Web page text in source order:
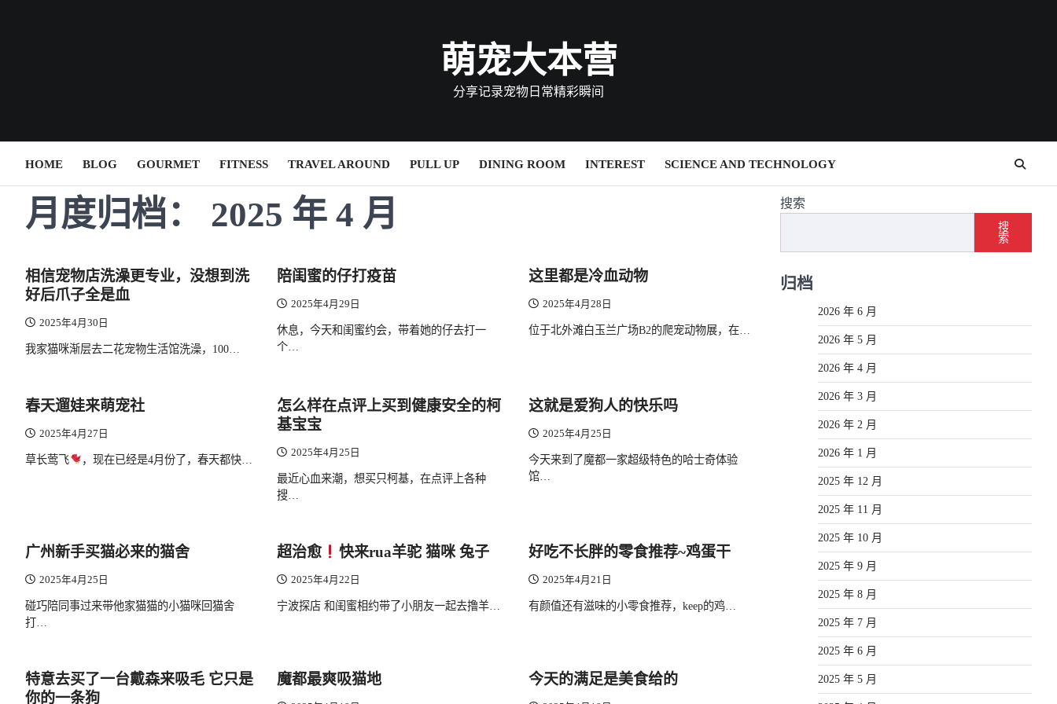
萌宠大本营
分享记录宠物日常精彩瞬间
HOME BLOG GOURMET FITNESS TRAVEL AROUND PULL UP DINING ROOM INTEREST SCIENCE AND TECHNOLOGY
月度归档： 2025 年 4 月
相信宠物店洗澡更专业，没想到洗
好后爪子全是血
2025年4月30日
我家猫咪渐层去二花宠物生活馆洗澡，100…
陪闺蜜的仔打疫苗
2025年4月29日
休息，今天和闺蜜约会，带着她的仔去打一
个…
这里都是冷血动物
2025年4月28日
位于北外滩白玉兰广场B2的爬宠动物展，在…
春天遛娃来萌宠社
2025年4月27日
草长莺飞 ，现在已经是4月份了，春天都快…
怎么样在点评上买到健康安全的柯
基宝宝
2025年4月25日
最近心血来潮，想买只柯基，在点评上各种
搜…
这就是爱狗人的快乐吗
2025年4月25日
今天来到了魔都一家超级特色的哈士奇体验
馆…
广州新手买猫必来的猫舍
2025年4月25日
碰巧陪同事过来带他家猫猫的小猫咪回猫舍
打…
超治愈 快来rua羊驼 猫咪 兔子
2025年4月22日
宁波探店 和闺蜜相约带了小朋友一起去撸羊…
好吃不长胖的零食推荐~鸡蛋干
2025年4月21日
有颜值还有滋味的小零食推荐，keep的鸡…
特意去买了一台戴森来吸毛 它只是
你的一条狗
魔都最爽吸猫地 今天的满足是美食给的
搜索
搜
索
归档
2026 年 6 月
2026 年 5 月
2026 年 4 月
2026 年 3 月
2026 年 2 月
2026 年 1 月
2025 年 12 月
2025 年 11 月
2025 年 10 月
2025 年 9 月
2025 年 8 月
2025 年 7 月
2025 年 6 月
2025 年 5 月